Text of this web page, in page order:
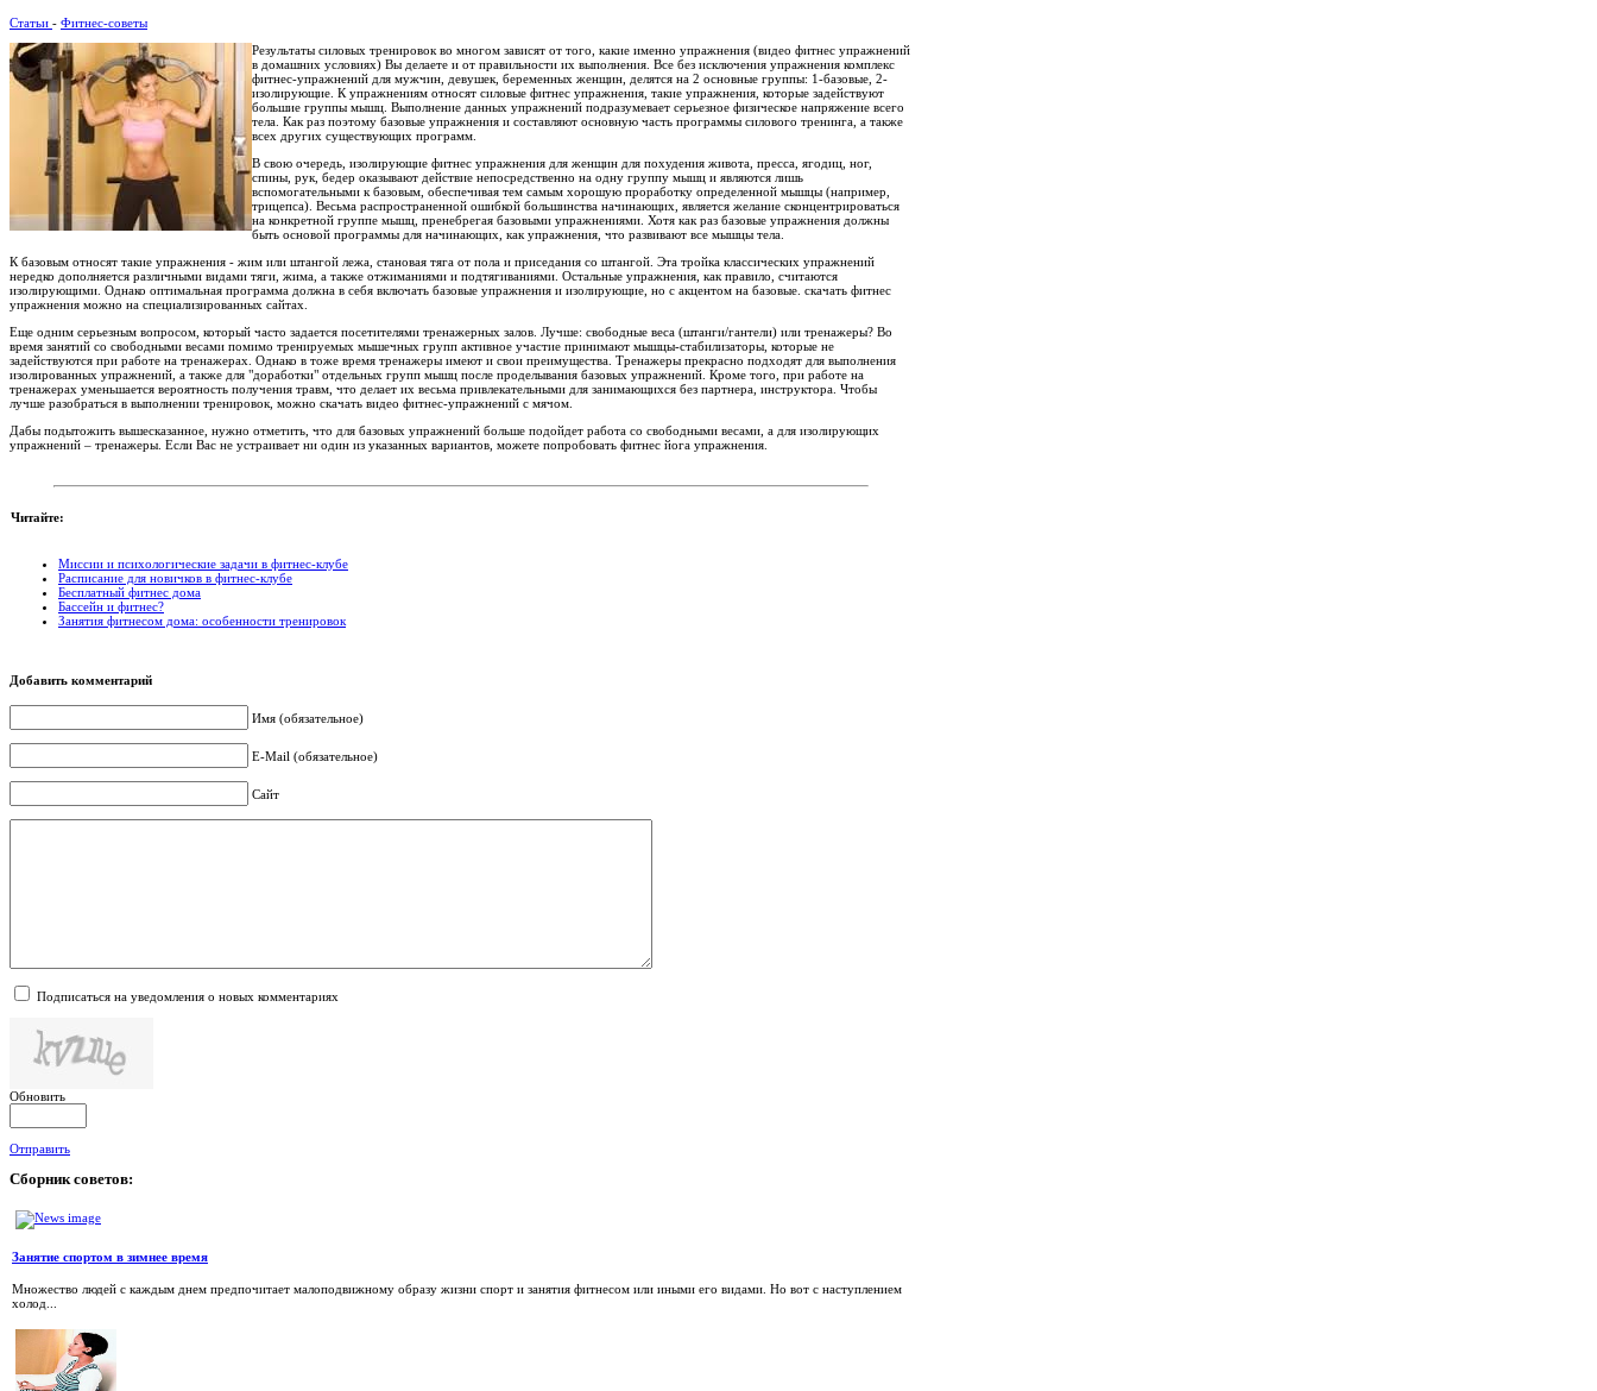
Статьи - Фитнес-советы
Результаты силовых тренировок во многом зависят от того, какие именно упражнения (видео фитнес упражнений
в домашних условиях) Вы делаете и от правильности их выполнения. Все без исключения упражнения комплекс
фитнес-упражнений для мужчин, девушек, беременных женщин, делятся на 2 основные группы: 1-базовые, 2-
изолирующие. К упражнениям относят силовые фитнес упражнения, такие упражнения, которые задействуют
большие группы мышц. Выполнение данных упражнений подразумевает серьезное физическое напряжение всего
тела. Как раз поэтому базовые упражнения и составляют основную часть программы силового тренинга, а также
всех других существующих программ.
В свою очередь, изолирующие фитнес упражнения для женщин для похудения живота, пресса, ягодиц, ног,
спины, рук, бедер оказывают действие непосредственно на одну группу мышц и являются лишь
вспомогательными к базовым, обеспечивая тем самым хорошую проработку определенной мышцы (например,
трицепса). Весьма распространенной ошибкой большинства начинающих, является желание сконцентрироваться
на конкретной группе мышц, пренебрегая базовыми упражнениями. Хотя как раз базовые упражнения должны
быть основой программы для начинающих, как упражнения, что развивают все мышцы тела.
К базовым относят такие упражнения - жим или штангой лежа, становая тяга от пола и приседания со штангой. Эта тройка классических упражнений
нередко дополняется различными видами тяги, жима, а также отжиманиями и подтягиваниями. Остальные упражнения, как правило, считаются
изолирующими. Однако оптимальная программа должна в себя включать базовые упражнения и изолирующие, но с акцентом на базовые. скачать фитнес
упражнения можно на специализированных сайтах.
Еще одним серьезным вопросом, который часто задается посетителями тренажерных залов. Лучше: свободные веса (штанги/гантели) или тренажеры? Во
время занятий со свободными весами помимо тренируемых мышечных групп активное участие принимают мышцы-стабилизаторы, которые не
задействуются при работе на тренажерах. Однако в тоже время тренажеры имеют и свои преимущества. Тренажеры прекрасно подходят для выполнения
изолированных упражнений, а также для "доработки" отдельных групп мышц после проделывания базовых упражнений. Кроме того, при работе на
тренажерах уменьшается вероятность получения травм, что делает их весьма привлекательными для занимающихся без партнера, инструктора. Чтобы
лучше разобраться в выполнении тренировок, можно скачать видео фитнес-упражнений с мячом.
Дабы подытожить вышесказанное, нужно отметить, что для базовых упражнений больше подойдет работа со свободными весами, а для изолирующих
упражнений – тренажеры. Если Вас не устраивает ни один из указанных вариантов, можете попробовать фитнес йога упражнения.
Читайте:
Миссии и психологические задачи в фитнес-клубе
Расписание для новичков в фитнес-клубе
Бесплатный фитнес дома
Бассейн и фитнес?
Занятия фитнесом дома: особенности тренировок
Добавить комментарий
Имя (обязательное)
E-Mail (обязательное)
Сайт
Подписаться на уведомления о новых комментариях
Обновить
Отправить
Сборниксоветов:
Занятие спортом в зимнее время
Множество людей с каждым днем предпочитает малоподвижному образу жизни спорт и занятия фитнесом или иными его видами. Но вот с наступлением
холод...